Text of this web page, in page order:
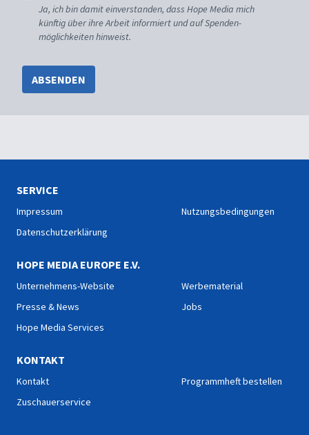
Ja, ich bin damit einverstanden, dass Hope Media mich
künftig über ihre Arbeit informiert und auf Spenden-
möglichkeiten hinweist.
ABSENDEN
SERVICE
Impressum
Datenschutzerklärung
Nutzungsbedingungen
HOPE MEDIA EUROPE E.V.
Unternehmens-Website
Presse & News
Hope Media Services
Werbematerial
Jobs
KONTAKT
Kontakt
Zuschauerservice
Programmheft bestellen